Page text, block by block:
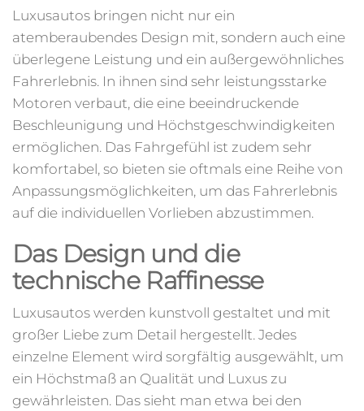
Luxusautos bringen nicht nur ein
atemberaubendes Design mit, sondern auch eine
überlegene Leistung und ein außergewöhnliches
Fahrerlebnis. In ihnen sind sehr leistungsstarke
Motoren verbaut, die eine beeindruckende
Beschleunigung und Höchstgeschwindigkeiten
ermöglichen. Das Fahrgefühl ist zudem sehr
komfortabel, so bieten sie oftmals eine Reihe von
Anpassungsmöglichkeiten, um das Fahrerlebnis
auf die individuellen Vorlieben abzustimmen.
Das Design und die
technische Raffinesse
Luxusautos werden kunstvoll gestaltet und mit
großer Liebe zum Detail hergestellt. Jedes
einzelne Element wird sorgfältig ausgewählt, um
ein Höchstmaß an Qualität und Luxus zu
gewährleisten. Das sieht man etwa bei den